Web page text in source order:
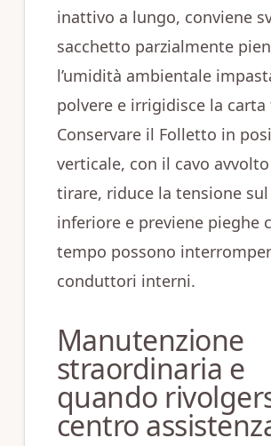
inattivo a lungo, conviene
sacchetto parzialmente
l’umidità ambientale
polvere e irrigidisce la
Conservare il Folletto in
verticale, con il cavo avvolto
tirare, riduce la tensione
inferiore e previene pieghe
tempo possono
conduttori interni.
Manutenzione
straordinaria e
quando
centro